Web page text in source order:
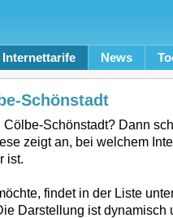
Internettarife News
Schönstadt
Schönstadt? Dann
zeigt an, bei welchem
ist.
findet in der Liste
Darstellung ist dynamisch